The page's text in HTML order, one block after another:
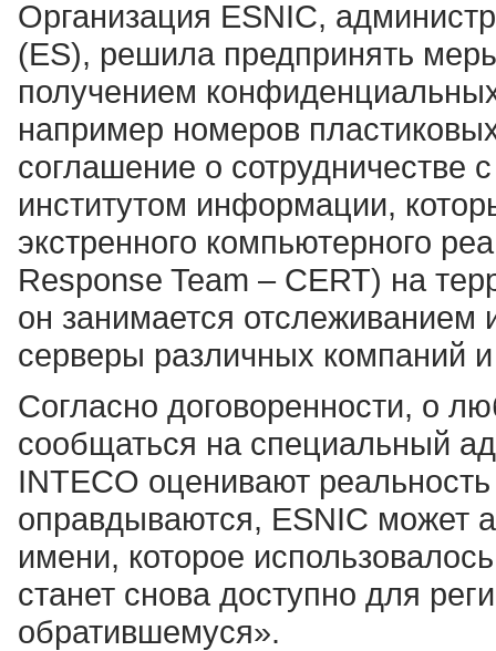
Организация ESNIC,
(ES), решила предпринять
получением
например номеров
соглашение о сотрудничестве
институтом информации,
экстренного компьютерного
Response Team – CERT) на
он занимается отслеживанием
серверы различных компаний
Согласно договоренности, о
сообщаться на специальный
INTECO оценивают
оправдываются, ESNIC может
имени, которое
станет снова доступно для
обратившемуся».